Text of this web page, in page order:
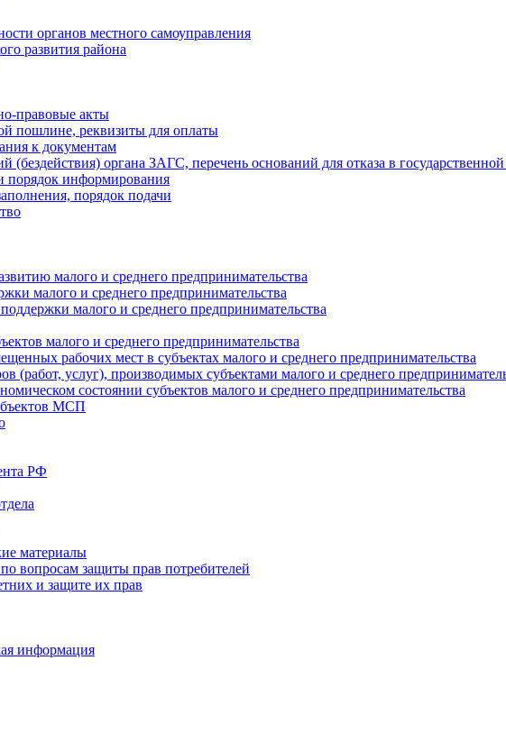
органов местного самоуправления
развития района
правовые акты
пошлине, реквизиты для оплаты
к документам
(бездействия) органа ЗАГС, перечень оснований для отказа в
порядок информирования
порядок подачи
малого и среднего предпринимательства
малого и среднего предпринимательства
малого и среднего предпринимательства
малого и среднего предпринимательства
рабочих мест в субъектах малого и среднего предпринимательства
(работ, услуг), производимых субъектами малого и среднего
состоянии субъектов малого и среднего предпринимательства
МСП
РФ
материалы
вопросам защиты прав потребителей
и защите их прав
информация